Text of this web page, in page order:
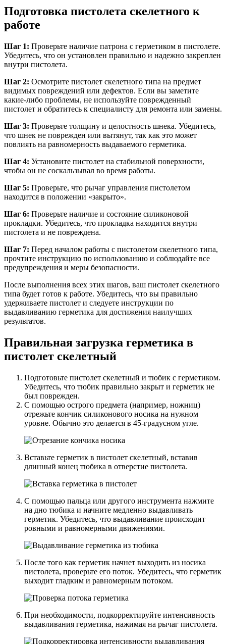
Подготовка пистолета скелетного к
работе
Шаг 1: Проверьте наличие патрона с герметиком в пистолете.
Убедитесь, что он установлен правильно и надежно закреплен
внутри пистолета.
Шаг 2: Осмотрите пистолет скелетного типа на предмет
видимых повреждений или дефектов. Если вы заметите
какие-либо проблемы, не используйте поврежденный
пистолет и обратитесь к специалисту для ремонта или замены.
Шаг 3: Проверьте толщину и целостность шнека. Убедитесь,
что шнек не поврежден или вытянут, так как это может
повлиять на равномерность выдаваемого герметика.
Шаг 4: Установите пистолет на стабильной поверхности,
чтобы он не соскальзывал во время работы.
Шаг 5: Проверьте, что рычаг управления пистолетом
находится в положении «закрыто».
Шаг 6: Проверьте наличие и состояние силиконовой
прокладки. Убедитесь, что прокладка находится внутри
пистолета и не повреждена.
Шаг 7: Перед началом работы с пистолетом скелетного типа,
прочтите инструкцию по использованию и соблюдайте все
предупреждения и меры безопасности.
После выполнения всех этих шагов, ваш пистолет скелетного
типа будет готов к работе. Убедитесь, что вы правильно
удерживаете пистолет и следуете инструкции по
выдавливанию герметика для достижения наилучших
результатов.
Правильная загрузка герметика в
пистолет скелетный
Подготовьте пистолет скелетный и тюбик с герметиком.
Убедитесь, что тюбик правильно закрыт и герметик не
был поврежден.
С помощью острого предмета (например, ножниц)
отрежьте кончик силиконового носика на нужном
уровне. Обычно это делается в 45-градусном угле.
Вставьте герметик в пистолет скелетный, вставив
длинный конец тюбика в отверстие пистолета.
С помощью пальца или другого инструмента нажмите
на дно тюбика и начните медленно выдавливать
герметик. Убедитесь, что выдавливание происходит
ровными и равномерными движениями.
После того как герметик начнет выходить из носика
пистолета, проверьте его поток. Убедитесь, что герметик
выходит гладким и равномерным потоком.
При необходимости, подкорректируйте интенсивность
выдавливания герметика, нажимая на рычаг пистолета.